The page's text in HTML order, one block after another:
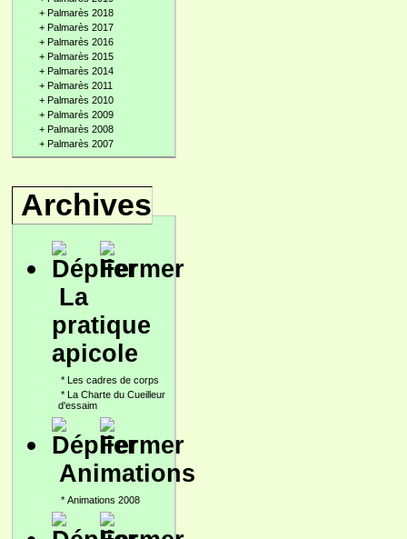
+ Palmarès 2018
+ Palmarès 2017
+ Palmarès 2016
+ Palmarès 2015
+ Palmarès 2014
+ Palmarès 2011
+ Palmarès 2010
+ Palmarès 2009
+ Palmarès 2008
+ Palmarès 2007
Archives
La
pratique
apicole
* Les cadres de corps
* La Charte du Cueilleur
d'essaim
Animations
* Animations 2008